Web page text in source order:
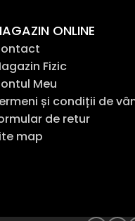
ONLINE
Fizic
Meu
și condiții de
de retur
map